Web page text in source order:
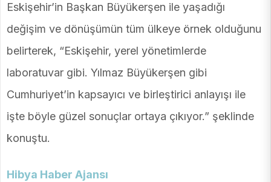
Eskişehir’in Başkan Büyükerşen ile yaşadığı
değişim ve dönüşümün tüm ülkeye örnek olduğunu
belirterek, “Eskişehir, yerel yönetimlerde
laboratuvar gibi. Yılmaz Büyükerşen gibi
Cumhuriyet’in kapsayıcı ve birleştirici anlayışı ile
işte böyle güzel sonuçlar ortaya çıkıyor.” şeklinde
konuştu.
Hibya Haber Ajansı